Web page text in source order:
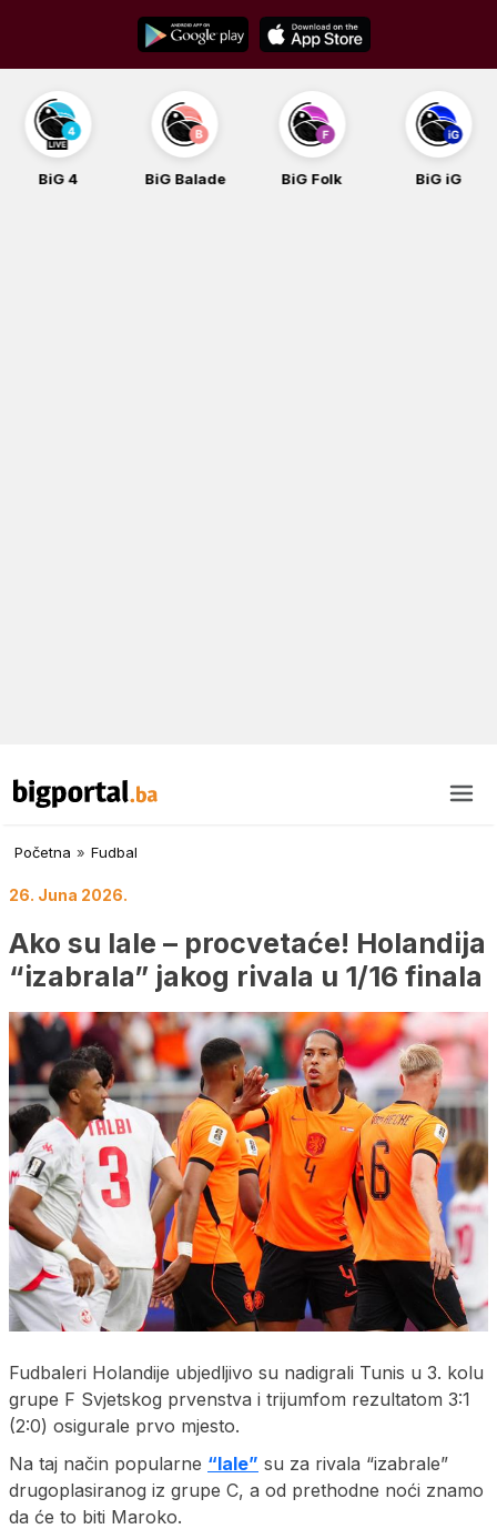
content
BiG 4 BiG Balade BiG Folk BiG iG
Početna » Fudbal
26. Juna 2026.
Ako su lale – procvetaće! Holandija
“izabrala” jakog rivala u 1/16 finala
Fudbaleri Holandije ubjedljivo su nadigrali Tunis u 3. kolu
grupe F Svjetskog prvenstva i trijumfom rezultatom 3:1
(2:0) osigurale prvo mjesto.
Na taj način popularne “lale” su za rivala “izabrale”
drugoplasiranog iz grupe C, a od prethodne noći znamo
da će to biti Maroko.